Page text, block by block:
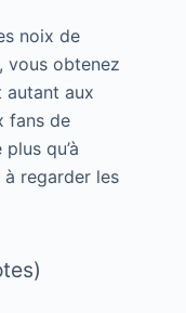
noix de
vous obtenez
aux
fans de
qu’à
regarder les